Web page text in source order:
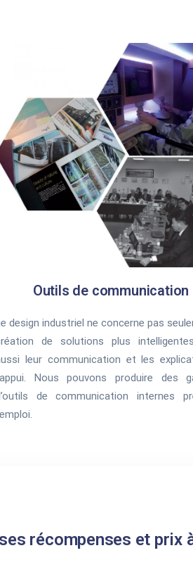
Outils de communication
design industriel ne concerne pas
de solutions plus
leur communication et les
Nous pouvons produire des
de communication internes
récompenses et prix